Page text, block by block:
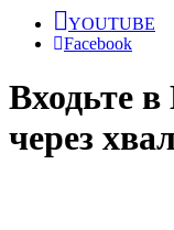
YOUTUBE
Facebook
Входьте в
через